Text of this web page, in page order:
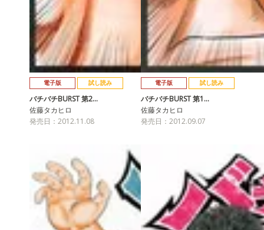
電子版 試し読み
バチバチBURST 第2…
佐藤タカヒロ
発売日：2012.11.08
電子版 試し読み
バチバチBURST 第1…
佐藤タカヒロ
発売日：2012.09.07